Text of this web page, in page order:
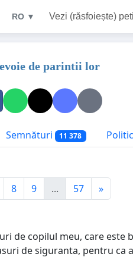
RO ▼ Vezi (răsfoiește)
de parintii lor
Semnături 11 378
8 9 ... 57 »
de copilul meu, care este
de siguranta, pentru